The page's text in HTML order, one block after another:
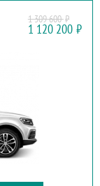
1 309 600₽
1 120 200 ₽